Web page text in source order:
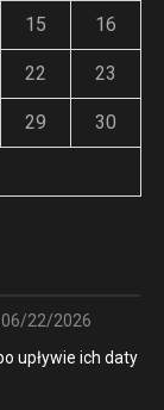
15 16
22 23
29 30
06/22/2026
upływie ich daty